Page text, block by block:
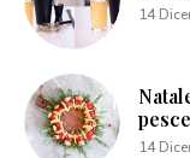
14
pesce
14